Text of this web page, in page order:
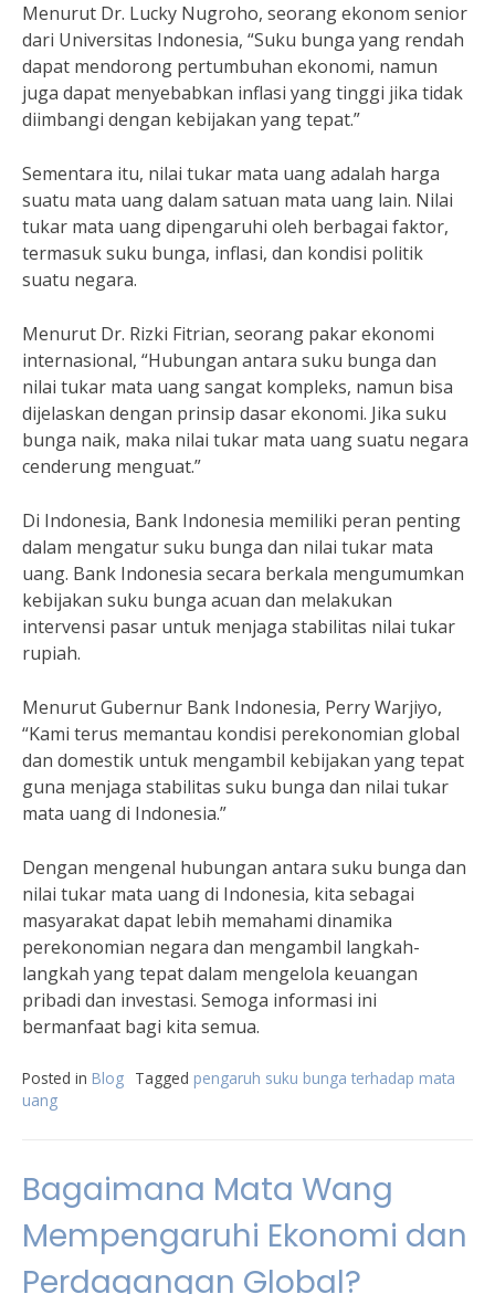
Menurut Dr. Lucky Nugroho, seorang ekonom senior
dari Universitas Indonesia, “Suku bunga yang rendah
dapat mendorong pertumbuhan ekonomi, namun
juga dapat menyebabkan inflasi yang tinggi jika tidak
diimbangi dengan kebijakan yang tepat.”
Sementara itu, nilai tukar mata uang adalah harga
suatu mata uang dalam satuan mata uang lain. Nilai
tukar mata uang dipengaruhi oleh berbagai faktor,
termasuk suku bunga, inflasi, dan kondisi politik
suatu negara.
Menurut Dr. Rizki Fitrian, seorang pakar ekonomi
internasional, “Hubungan antara suku bunga dan
nilai tukar mata uang sangat kompleks, namun bisa
dijelaskan dengan prinsip dasar ekonomi. Jika suku
bunga naik, maka nilai tukar mata uang suatu negara
cenderung menguat.”
Di Indonesia, Bank Indonesia memiliki peran penting
dalam mengatur suku bunga dan nilai tukar mata
uang. Bank Indonesia secara berkala mengumumkan
kebijakan suku bunga acuan dan melakukan
intervensi pasar untuk menjaga stabilitas nilai tukar
rupiah.
Menurut Gubernur Bank Indonesia, Perry Warjiyo,
“Kami terus memantau kondisi perekonomian global
dan domestik untuk mengambil kebijakan yang tepat
guna menjaga stabilitas suku bunga dan nilai tukar
mata uang di Indonesia.”
Dengan mengenal hubungan antara suku bunga dan
nilai tukar mata uang di Indonesia, kita sebagai
masyarakat dapat lebih memahami dinamika
perekonomian negara dan mengambil langkah-
langkah yang tepat dalam mengelola keuangan
pribadi dan investasi. Semoga informasi ini
bermanfaat bagi kita semua.
Posted in Blog Tagged pengaruh suku bunga terhadap mata
uang
Bagaimana Mata Wang
Mempengaruhi Ekonomi dan
Perdagangan Global?